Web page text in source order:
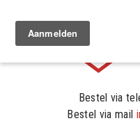
Bestel via
Bestel via mail